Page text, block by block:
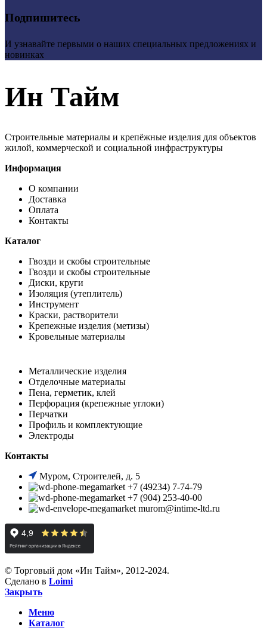
Подпишитесь
И узнавайте первыми о наших специальных предложениях и
новинках
Ин Тайм
Строительные материалы и крепёжные изделия для объектов
жилой, коммерческой и социальной инфраструктуры
Информация
О компании
Доставка
Оплата
Контакты
Каталог
Гвозди и скобы строительные
Гвозди и скобы строительные
Диски, круги
Изоляция (утеплитель)
Инструмент
Краски, растворители
Крепежные изделия (метизы)
Кровельные материалы
Металлические изделия
Отделочные материалы
Пена, герметик, клей
Перфорация (крепежные углоки)
Перчатки
Профиль и комплектующие
Электроды
Контакты
Муром, Строителей, д. 5
+7 (49234) 7-74-79
+7 (904) 253-40-00
murom@intime-ltd.ru
© Торговый дом «Ин Тайм», 2012-2024.
Сделано в Loimi
Закрыть
Меню
Каталог